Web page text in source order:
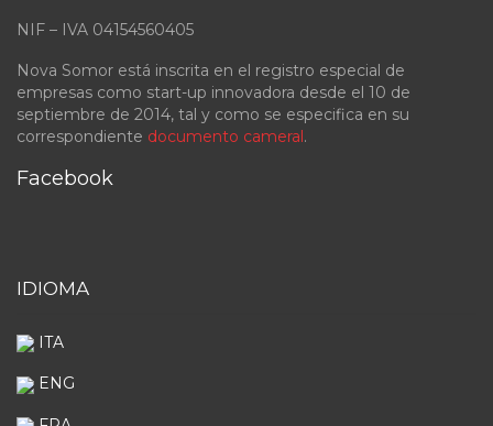
NIF – IVA 04154560405
Nova Somor está inscrita en el registro especial de
empresas como start-up innovadora desde el 10 de
septiembre de 2014, tal y como se especifica en su
correspondiente documento cameral .
Facebook
IDIOMA
ITA
ENG